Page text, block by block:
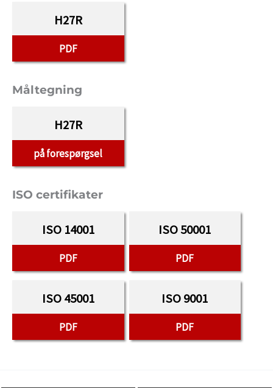
H27R
PDF
Måltegning
H27R
på forespørgsel
ISO certifikater
ISO 14001
PDF
ISO 50001
PDF
ISO 45001
PDF
ISO 9001
PDF